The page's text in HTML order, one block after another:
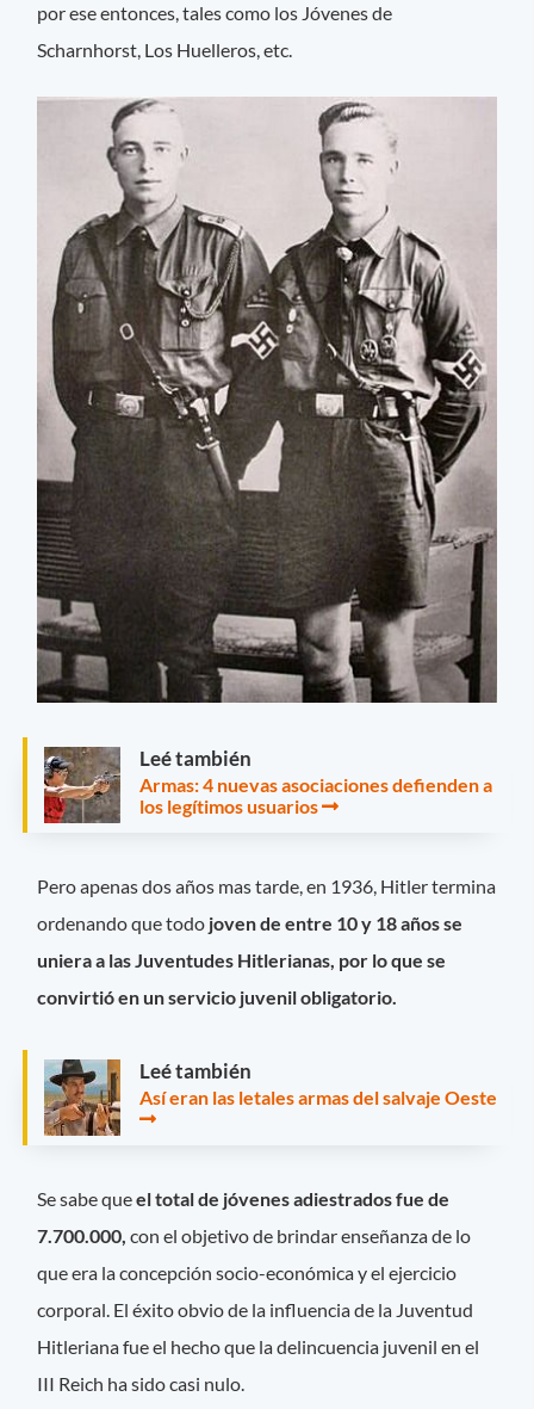
por ese entonces, tales como los Jóvenes de
Scharnhorst, Los Huelleros, etc.
Leé también
Armas: 4 nuevas asociaciones defienden a
los legítimos usuarios
Pero apenas dos años mas tarde, en 1936, Hitler termina
ordenando que todo joven de entre 10 y 18 años se
uniera a las Juventudes Hitlerianas, por lo que se
convirtió en un servicio juvenil obligatorio.
Leé también
Así eran las letales armas del salvaje Oeste
Se sabe queel total de jóvenes adiestrados fue de
7.700.000,con el objetivo de brindar enseñanza de lo
que era la concepción socio-económica y el ejercicio
corporal. El éxito obvio de la influencia de la Juventud
Hitleriana fue el hecho que la delincuencia juvenil en el
III Reich ha sido casi nulo.